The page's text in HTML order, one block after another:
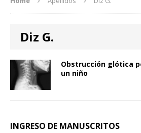
Diz G.
Obstrucción glótica
un niño
INGRESO DE MANUSCRITOS